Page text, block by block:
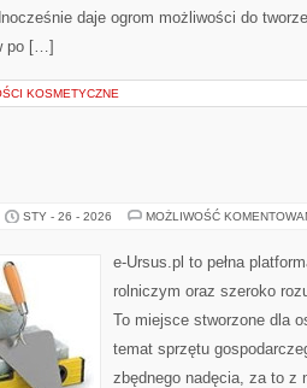
daje ogrom możliwości do
po […]
KOSMETYCZNE
STY - 26 - 2026 MOŻLIWOŚĆ
e-Ursus.pl to pełna
rolniczym oraz szeroko
To miejsce stworzone dla
temat sprzętu
zbędnego nadęcia, za to z